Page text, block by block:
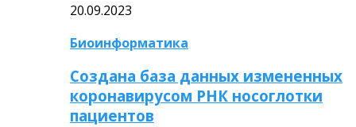
20.09.2023
Биоинформатика
Создана база данных измененных
коронавирусом РНК носоглотки
пациентов